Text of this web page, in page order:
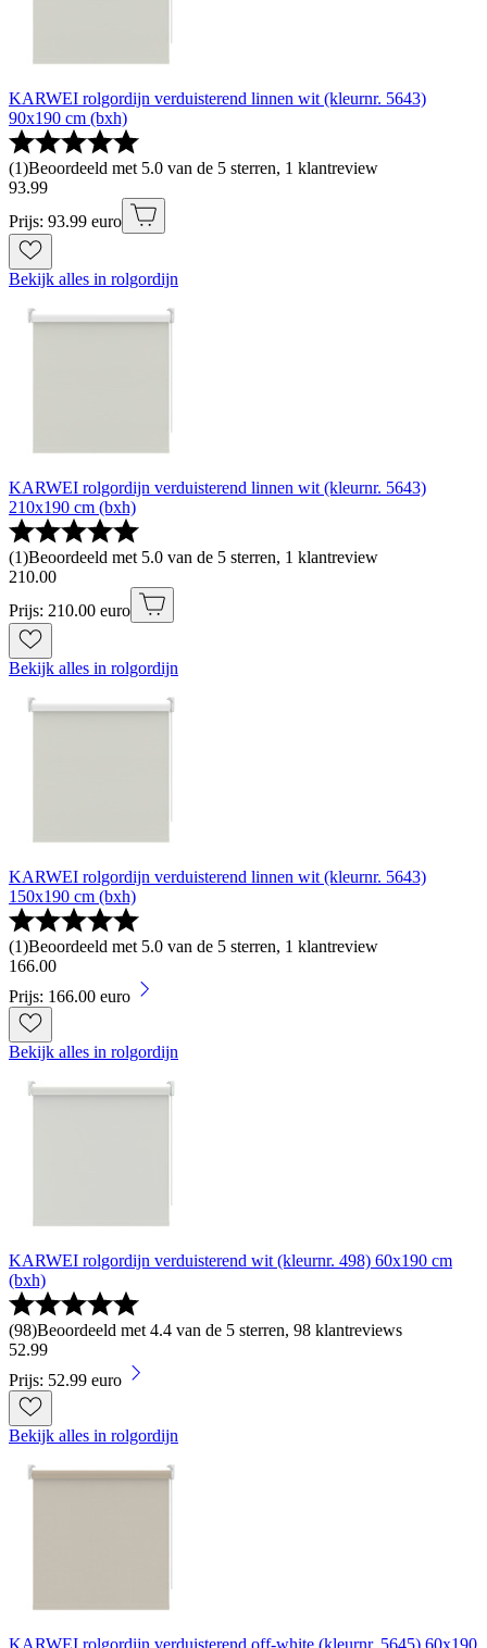
KARWEI rolgordijn verduisterend linnen wit (kleurnr. 5643)
90x190 cm (bxh)
(1)Beoordeeld met 5.0 van de 5 sterren, 1 klantreview
93.99
Prijs: 93.99 euro
Bekijk alles in rolgordijn
KARWEI rolgordijn verduisterend linnen wit (kleurnr. 5643)
210x190 cm (bxh)
(1)Beoordeeld met 5.0 van de 5 sterren, 1 klantreview
210.00
Prijs: 210.00 euro
Bekijk alles in rolgordijn
KARWEI rolgordijn verduisterend linnen wit (kleurnr. 5643)
150x190 cm (bxh)
(1)Beoordeeld met 5.0 van de 5 sterren, 1 klantreview
166.00
Prijs: 166.00 euro
Bekijk alles in rolgordijn
KARWEI rolgordijn verduisterend wit (kleurnr. 498) 60x190 cm
(bxh)
(98)Beoordeeld met 4.4 van de 5 sterren, 98 klantreviews
52.99
Prijs: 52.99 euro
Bekijk alles in rolgordijn
KARWEI rolgordijn verduisterend off-white (kleurnr. 5645) 60x190